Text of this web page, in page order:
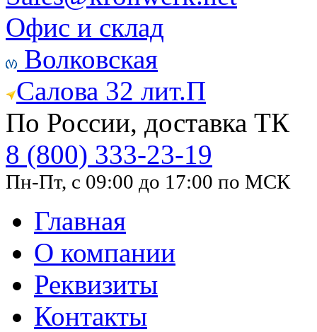
Офис и склад
Волковская
Салова 32 лит.П
По России, доставка ТК
8 (800) 333-23-19
Пн-Пт, с 09:00 до 17:00 по МСК
Главная
О компании
Реквизиты
Контакты